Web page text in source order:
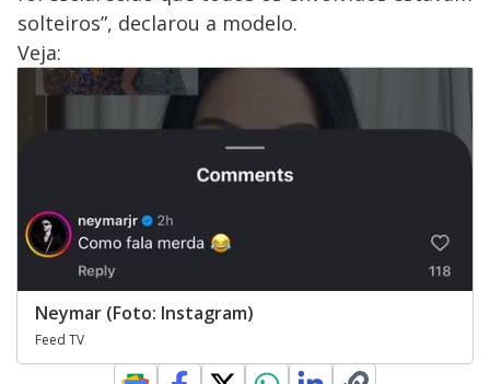
solteiros”, declarou a modelo.
Veja:
Neymar (Foto: Instagram)
Feed TV